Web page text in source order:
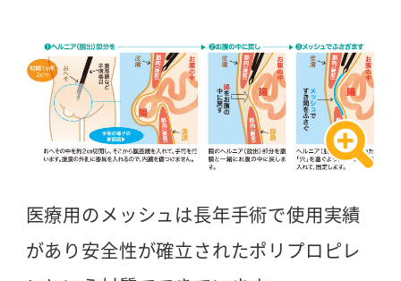
医療用のメッシュは長年手術で使用実績
があり安全性が確立されたポリプロピレ